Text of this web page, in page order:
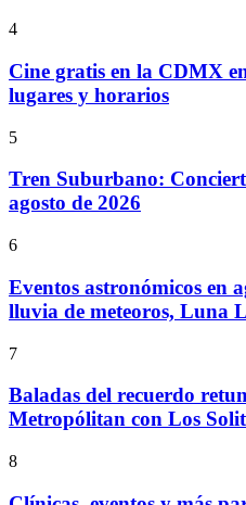
4
Cine gratis en la CDMX
lugares y horarios
5
Tren Suburbano:
agosto de 2026
6
Eventos astronómicos en
lluvia de meteoros, Luna
7
Baladas del recuerdo
Metropólitan con Los
8